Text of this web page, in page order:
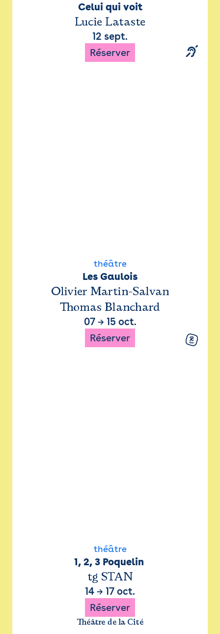
Celui qui voit
Lucie Lataste
12 sept.
Réserver
théâtre
Les Gaulois
Olivier Martin-Salvan
Thomas Blanchard
07→ 15 oct.
Réserver
théâtre
1, 2, 3 Poquelin
tg STAN
14 → 17 oct.
Réserver
Théâtre de la Cité